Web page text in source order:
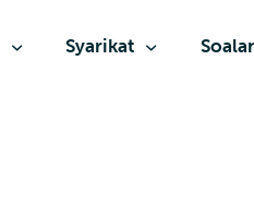
Syarikat